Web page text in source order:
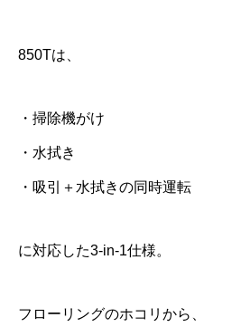
850Tは、
・掃除機がけ
・水拭き
・吸引＋水拭きの同時運転
に対応した3-in-1仕様。
フローリングのホコリから、